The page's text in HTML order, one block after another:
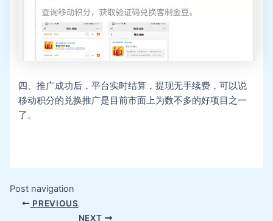
四、推广成功后，平台实时结算，提现无手续费，可以说
移动积分的兑换推广是目前市面上为数不多的好项目之一
了。
Post navigation
PREVIOUS
NEXT